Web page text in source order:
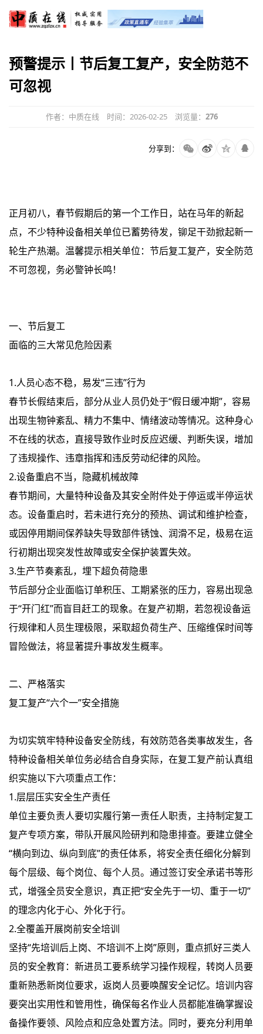
预警提示丨节后复工复产，安全防范不
可忽视
作者：中质在线 时间：2026-02-25 浏览量： 276
分享到：
正月初八，春节假期后的第一个工作日，站在马年的新起
点，不少特种设备相关单位已蓄势待发，铆足干劲掀起新一
轮生产热潮。温馨提示相关单位：节后复工复产，安全防范
不可忽视，务必警钟长鸣！
一、节后复工
面临的三大常见危险因素
1.人员心态不稳，易发“三违”行为
春节长假结束后，部分从业人员仍处于“假日缓冲期”，容易
出现生物钟紊乱、精力不集中、情绪波动等情况。这种身心
不在线的状态，直接导致作业时反应迟缓、判断失误，增加
了违规操作、违章指挥和违反劳动纪律的风险。
2.设备重启不当，隐藏机械故障
春节期间，大量特种设备及其安全附件处于停运或半停运状
态。设备重启时，若未进行充分的预热、调试和维护检查，
或因停用期间保养缺失导致部件锈蚀、润滑不足，极易在运
行初期出现突发性故障或安全保护装置失效。
3.生产节奏紊乱，埋下超负荷隐患
节后部分企业面临订单积压、工期紧张的压力，容易出现急
于“开门红”而盲目赶工的现象。在复产初期，若忽视设备运
行规律和人员生理极限，采取超负荷生产、压缩维保时间等
冒险做法，将显著提升事故发生概率。
二、严格落实
复工复产“六个一”安全措施
为切实筑牢特种设备安全防线，有效防范各类事故发生，各
特种设备相关单位务必结合自身实际，在复工复产前认真组
织实施以下六项重点工作：
1.层层压实安全生产责任
单位主要负责人要切实履行第一责任人职责，主持制定复工
复产专项方案，带队开展风险研判和隐患排查。要建立健全
“横向到边、纵向到底”的责任体系，将安全责任细化分解到
每个层级、每个岗位、每个人员。通过签订安全承诺书等形
式，增强全员安全意识，真正把“安全先于一切、重于一切”
的理念内化于心、外化于行。
2.全覆盖开展岗前安全培训
坚持“先培训后上岗、不培训不上岗”原则，重点抓好三类人
员的安全教育：新进员工要系统学习操作规程，转岗人员要
重新熟悉新岗位要求，返岗人员要唤醒安全记忆。培训内容
要突出实用性和管用性，确保每名作业人员都能准确掌握设
备操作要领、风险点和应急处置方法。同时，要充分利用单